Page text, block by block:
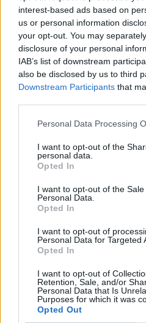
interest-based ads based on
us or personal information
your opt-out. You may
disclosure of your personal
IAB’s list of downstream
also be disclosed by us to third
Downstream Participants that
Personal Data Processing
I want to opt-out of the
personal data.
Opted In
I want to opt-out of the
Personal Data.
Opted In
I want to opt-out of
Personal Data for Targeted
Opted In
I want to opt-out of
Retention, Sale, and/or
Personal Data that Is
Purposes for which it was
Opted Out
SHOWBIZ
Λεωνίδας Κακούρης: Ο
χνάρια του, η ηλικία
υγείας